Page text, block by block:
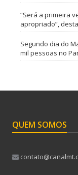
“Será a primeira
apropriado”,
Segundo dia do
mil pessoas no
QUEM SOMOS